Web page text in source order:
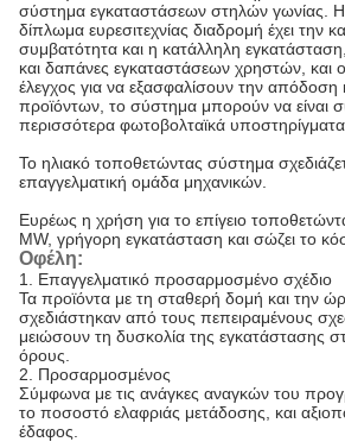
σύστημα εγκαταστάσεων στηλών γωνίας.
δίπλωμα ευρεσιτεχνίας διαδρομή έχει την
συμβατότητα και η κατάλληλη
και δαπάνες εγκαταστάσεων χρηστών, και
έλεγχος για να εξασφαλίσουν την απόδοση
προϊόντων, το σύστημα μπορούν να είναι
περισσότερα φωτοβολταϊκά
Το ηλιακό τοποθετώντας σύστημα
επαγγελματική ομάδα μηχανικών.
Ευρέως η χρήση για το επίγειο
MW, γρήγορη εγκατάσταση και σώζει το
Οφέλη:
1. Επαγγελματικό προσαρμοσμένο σχέδιο
Τα προϊόντα με τη σταθερή δομή και την
σχεδιάστηκαν από τους πεπειραμένους
μειώσουν τη δυσκολία της εγκατάστασης
όρους.
2. Προσαρμοσμένος
Σύμφωνα με τις ανάγκες αναγκών του
το ποσοστό ελαφριάς μετάδοσης, και
έδαφος.